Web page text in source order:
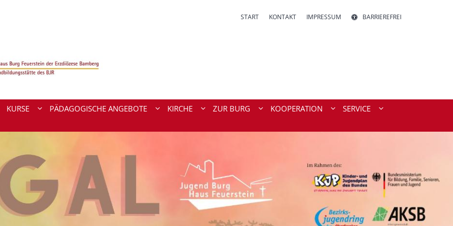
START KONTAKT IMPRESSUM BARRIEREFREI
KURSE PÄDAGOGISCHE ANGEBOTE KIRCHE ZUR BURG KOOPERATION
SERVICE